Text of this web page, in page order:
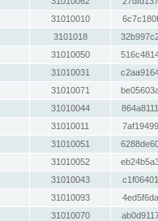
31010010
3101018
31010050
31010031
31010071
31010044
31010011
31010051
31010052
31010043
31010093
31010070